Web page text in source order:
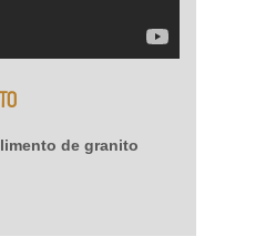
de granito